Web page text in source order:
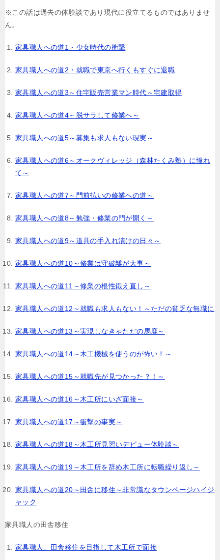
ョ
※この話は過去の体験談であり現代に役立てるものではありませ
ん。
家具職人への道1・少女時代の衝撃
家具職人への道2・就職で東京へ行くもすぐに退職
家具職人への道3～住宅販売営業マン時代～宅建取得
家具職人への道4～脱サラして修業へ～
家具職人への道5～募集も求人もない現実～
家具職人への道6～オークヴィレッジ（森林たくみ塾）に憧れ
て～
家具職人への道7～門前払いの修業への道～
家具職人への道8～勉強・修業の門が開く～
家具職人への道9～道具の手入れ漬けの日々～
家具職人への道10～修業は守破離が大事～
家具職人への道11～修業の根性鍛え直し～
家具職人への道12～就職も求人もない！～ただの貧乏な無職に
家具職人への道13～実現しなきゃただの馬鹿～
家具職人への道14～木工機械を使うのが怖い！～
家具職人への道15～就職先が見つかった？！～
家具職人への道16～木工所にいざ面接～
家具職人への道17～衝撃の事実～
家具職人への道18～木工所見習いデビュー体験談～
家具職人への道19～木工所を辞め木工所に転職繰り返し～
家具職人への道20～田舎に移住～非常識なタウンページハイジ
ャック
家具職人の田舎移住
家具職人、田舎移住を目指して木工所で面接